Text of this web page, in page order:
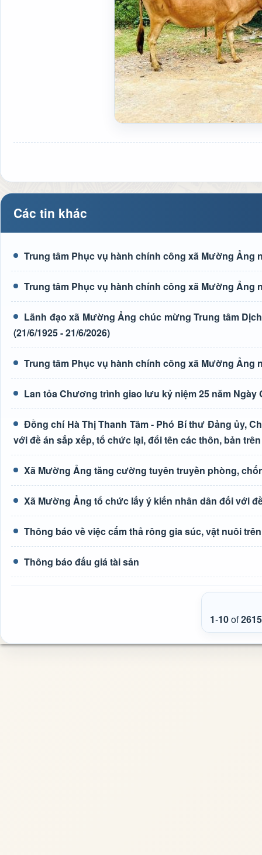
Các tin khác
Trung tâm Phục vụ hành chính công xã Mường Ảng
Trung tâm Phục vụ hành chính công xã Mường Ảng
Lãnh đạo xã Mường Ảng chúc mừng Trung tâm
(21/6/1925 - 21/6/2026)
Trung tâm Phục vụ hành chính công xã Mường Ảng
Lan tỏa Chương trình giao lưu kỷ niệm 25 năm Ngày
Đồng chí Hà Thị Thanh Tâm - Phó Bí thư Đảng ủy,
với đề án sắp xếp, tổ chức lại, đổi tên các thôn, bản
Xã Mường Ảng tăng cường tuyên truyền phòng,
Xã Mường Ảng tổ chức lấy ý kiến nhân dân đối với
Thông báo về việc cấm thả rông gia súc, vật nuôi
Thông báo đấu giá tài sản
1-10of2615